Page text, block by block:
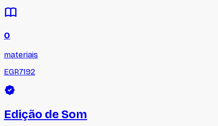
0
materiais
EGR7192
Edição de Som